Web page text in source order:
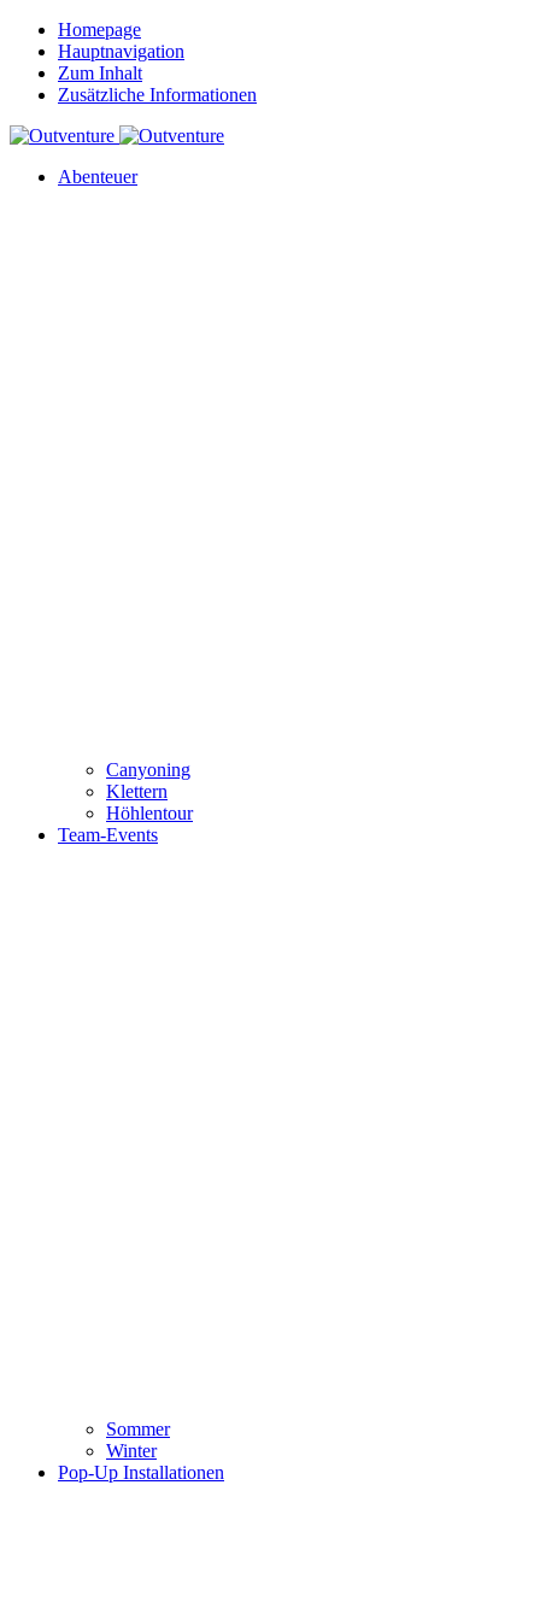
Homepage
Hauptnavigation
Zum Inhalt
Zusätzliche Informationen
Abenteuer
Canyoning
Klettern
Höhlentour
Team-Events
Sommer
Winter
Pop-Up Installationen